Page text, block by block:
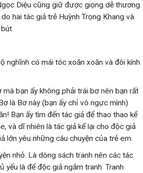
Diệu cũng giữ được giọng dễ thương
hai tác giả trẻ Huỳnh Trọng Khang và
nghĩnh có mái tóc xoăn xoăn và đôi kính
bạn ấy không phải trái bơ nên bạn rất
là Bơ này (bạn ấy chỉ vô ngực mình)
Bạn ấy tìm đến tác giả để thao thao kể
và dĩ nhiên là tác giả kể lại cho độc giả
lớn yêu những câu chuyện của trẻ em.
nhỏ. Là dòng sách tranh nên các tác
yếu là để độc giả ngắm tranh. Tranh